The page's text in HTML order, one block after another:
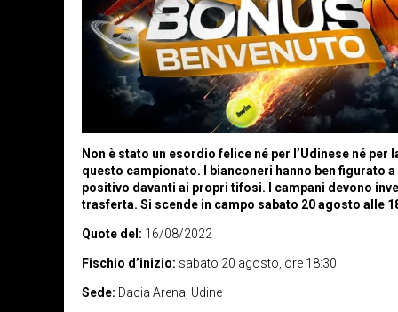
Non è stato un esordio felice né per l’Udinese né
questo campionato. I bianconeri hanno ben figurato
positivo davanti ai propri tifosi. I campani devono
trasferta. Si scende in campo sabato 20 agosto alle
Quote del: 16/08/2022
Fischio d’inizio: sabato 20 agosto, ore 18:30
Sede: Dacia Arena, Udine